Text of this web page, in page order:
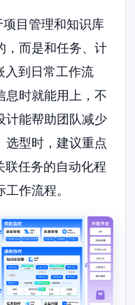
项目管理和知识库
，而是和任务、计
入到日常工作流
息时就能用上，不
计能帮助团队减少
选型时，建议重点
联任务的自动化程
作流程。